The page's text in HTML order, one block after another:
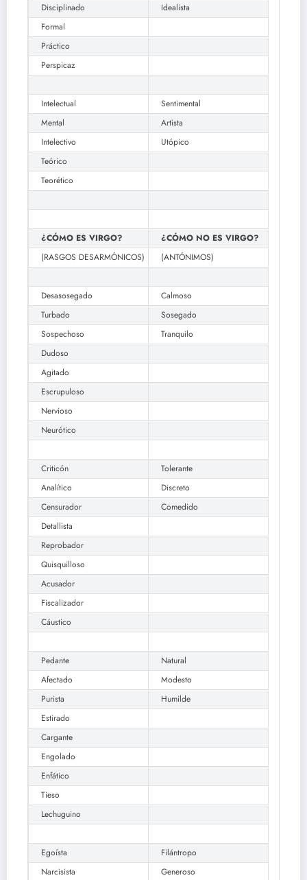
Disciplinado
Idealista
Formal
Práctico
Perspicaz
Intelectual
Sentimental
Mental
Artista
Intelectivo
Utópico
Teórico
Teorético
¿CÓMO ES VIRGO?
¿CÓMO NO ES VIRGO?
(RASGOS DESARMÓNICOS)
(ANTÓNIMOS)
Desasosegado
Calmoso
Turbado
Sosegado
Sospechoso
Tranquilo
Dudoso
Agitado
Escrupuloso
Nervioso
Neurótico
Criticón
Tolerante
Analítico
Discreto
Censurador
Comedido
Detallista
Reprobador
Quisquilloso
Acusador
Fiscalizador
Cáustico
Pedante
Natural
Afectado
Modesto
Purista
Humilde
Estirado
Cargante
Engolado
Enfático
Tieso
Lechuguino
Egoísta
Filántropo
Narcisista
Generoso